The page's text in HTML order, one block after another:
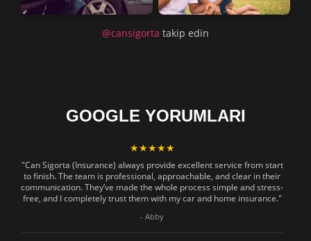
@cansigorta takip edin
GOOGLE YORUMLARI
★★★★★
"Can Sigorta (Insurance) always provide excellent service from start
to finish. The team is professional, approachable, and clear in their
communication. They’ve made the whole process simple and stress-
free, and I completely trust them with my car and home insurance."
- Abby